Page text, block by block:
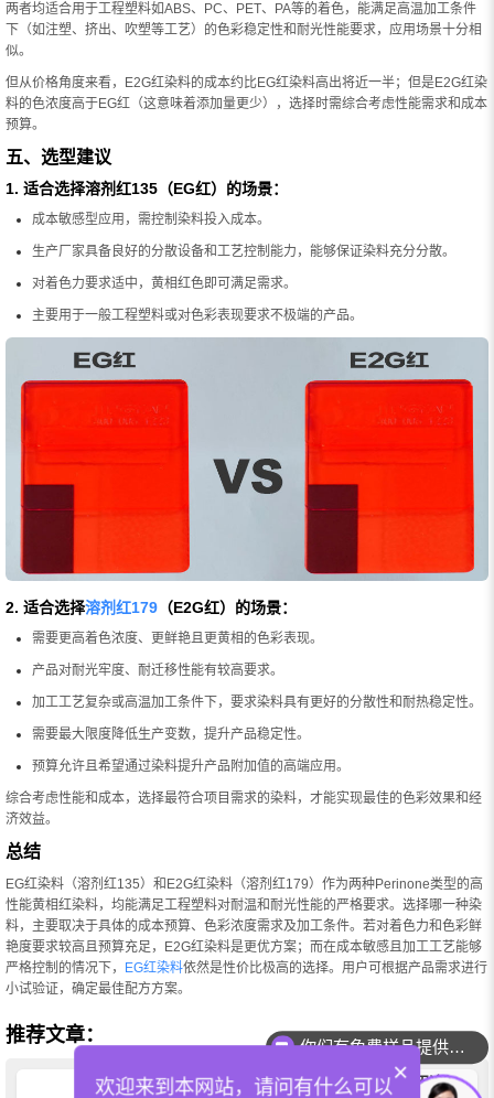
两者均适合用于工程塑料如ABS、PC、PET、PA等的着色，能满足高温加工条件
下（如注塑、挤出、吹塑等工艺）的色彩稳定性和耐光性能要求，应用场景十分相
似。
但从价格角度来看，E2G红染料的成本约比EG红染料高出将近一半；但是E2G红染
料的色浓度高于EG红（这意味着添加量更少），选择时需综合考虑性能需求和成本
预算。
五、选型建议
1. 适合选择溶剂红135（EG红）的场景：
成本敏感型应用，需控制染料投入成本。
生产厂家具备良好的分散设备和工艺控制能力，能够保证染料充分分散。
对着色力要求适中，黄相红色即可满足需求。
主要用于一般工程塑料或对色彩表现要求不极端的产品。
2. 适合选择溶剂红179 （E2G红）的场景：
需要更高着色浓度、更鲜艳且更黄相的色彩表现。
产品对耐光牢度、耐迁移性能有较高要求。
加工工艺复杂或高温加工条件下，要求染料具有更好的分散性和耐热稳定性。
需要最大限度降低生产变数，提升产品稳定性。
预算允许且希望通过染料提升产品附加值的高端应用。
综合考虑性能和成本，选择最符合项目需求的染料，才能实现最佳的色彩效果和经
济效益。
总结
EG红染料（溶剂红135）和E2G红染料（溶剂红179）作为两种Perinone类型的高
性能黄相红染料，均能满足工程塑料对耐温和耐光性能的严格要求。选择哪一种染
料，主要取决于具体的成本预算、色彩浓度需求及加工条件。若对着色力和色彩鲜
艳度要求较高且预算充足，E2G红染料是更优方案；而在成本敏感且加工工艺能够
严格控制的情况下， EG红染料依然是性价比极高的选择。用户可根据产品需求进行
小试验证，确定最佳配方方案。
推荐文章：
分散染料的特性，分散染料有哪些用途？
你们有免费样品提供吗？
×
欢迎来到本网站，请问有什么可以